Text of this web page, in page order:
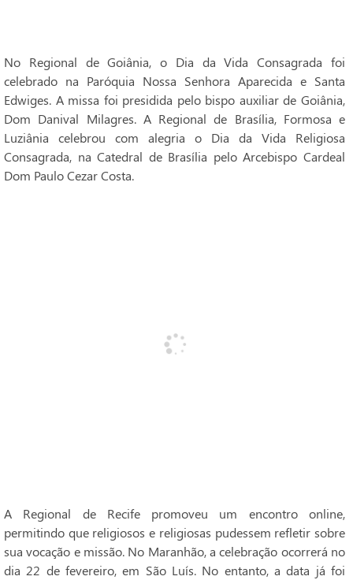
No Regional de Goiânia, o Dia da Vida Consagrada foi
celebrado na Paróquia Nossa Senhora Aparecida e Santa
Edwiges. A missa foi presidida pelo bispo auxiliar de Goiânia,
Dom Danival Milagres. A Regional de Brasília, Formosa e
Luziânia celebrou com alegria o Dia da Vida Religiosa
Consagrada, na Catedral de Brasília pelo Arcebispo Cardeal
Dom Paulo Cezar Costa.
A Regional de Recife promoveu um encontro online,
permitindo que religiosos e religiosas pudessem refletir sobre
sua vocação e missão. No Maranhão, a celebração ocorrerá no
dia 22 de fevereiro, em São Luís. No entanto, a data já foi